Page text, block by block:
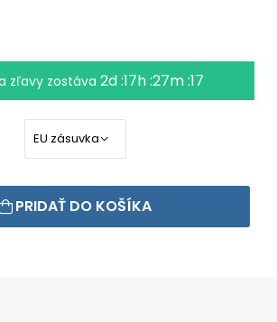
zľavy zostáva 2d :17h :27m :17
PRIDAŤ DO KOŠÍKA